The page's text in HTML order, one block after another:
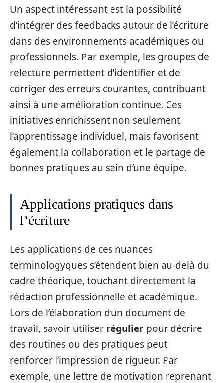
Un aspect intéressant est la possibilité
d’intégrer des feedbacks autour de l’écriture
dans des environnements académiques ou
professionnels. Par exemple, les groupes de
relecture permettent d’identifier et de
corriger des erreurs courantes, contribuant
ainsi à une amélioration continue. Ces
initiatives enrichissent non seulement
l’apprentissage individuel, mais favorisent
également la collaboration et le partage de
bonnes pratiques au sein d’une équipe.
Applications pratiques dans
l’écriture
Les applications de ces nuances
terminologyques s’étendent bien au-delà du
cadre théorique, touchant directement la
rédaction professionnelle et académique.
Lors de l’élaboration d’un document de
travail, savoir utiliser régulier pour décrire
des routines ou des pratiques peut
renforcer l’impression de rigueur. Par
exemple, une lettre de motivation reprenant